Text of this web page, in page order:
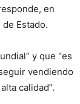
en
Estado.
y que “es
vendiendo
calidad”.